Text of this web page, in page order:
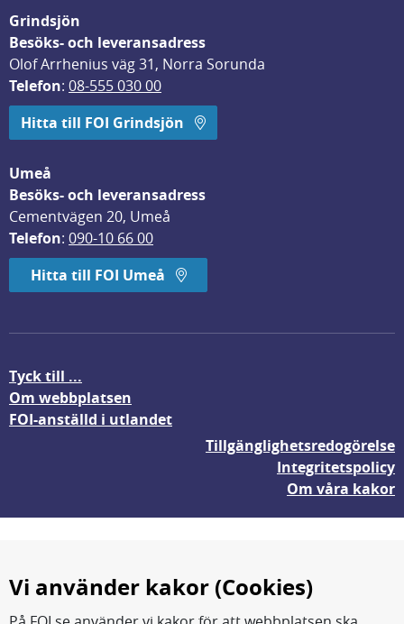
Grindsjön
Besöks- och leveransadress
Olof Arrhenius väg 31, Norra Sorunda
Telefon: 08-555 030 00
Hitta till FOI Grindsjön
Umeå
Besöks- och leveransadress
Cementvägen 20, Umeå
Telefon: 090-10 66 00
Hitta till FOI Umeå
Tyck till ...
Om webbplatsen
FOI-anställd i utlandet
Tillgänglighetsredogörelse
Integritetspolicy
Om våra kakor
Vi använder kakor (Cookies)